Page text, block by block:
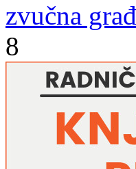
zvučna
8